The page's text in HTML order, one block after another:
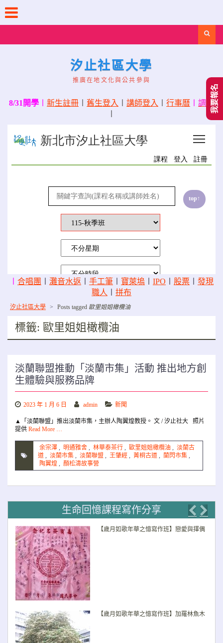
content
汐止社區大學
推廣在地文化與公共參與
8/31開學 新生註冊 舊生登入 講師登入 行事曆
調課
合唱團 灘音水返 手工筆 寶萊塢 IPO 股票
發現
職人
拼布
汐止社區大學 > Posts tagged 歐里姐姐橄欖油
標籤: 歐里姐姐橄欖油
淡蘭聯盟推動「淡蘭市集」活動 推出地方創
生體驗與服務品牌
2023 年 1 月 6 日 admin 新聞
▲「淡蘭聯盟」推出淡蘭市集，主辦人陶翼煌教授。 文 / 汐止社大 照片
提供 Read More …
余宗澤 , 明通雅舍 , 林華泰茶行 , 歐里姐姐橄欖油 , 淡蘭古
道 , 淡蘭市集 , 淡蘭聯盟 , 王肇經 , 菁桐古道 , 蘭閃市集 ,
陶翼煌 , 顏松濤故事營
生命回憶課程寫作分享
【歲月如歌年華之憶寫作班】戀愛與擇偶
【歲月如歌年華之憶寫作班】加羅林魚木
我要報名